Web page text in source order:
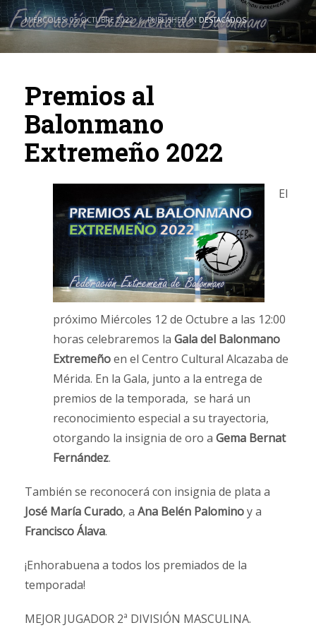
MIÉRCOLES, 05 OCTUBRE 2022 / PUBLISHED INDESTACADOS
Premios al
Balonmano
Extremeño 2022
El
próximo Miércoles 12 de Octubre a las 12:00
horas celebraremos la Gala del Balonmano
Extremeñoen el Centro Cultural Alcazaba de
Mérida. En la Gala, junto a la entrega de
premios de la temporada, se hará un
reconocimiento especial a su trayectoria,
otorgando la insignia de oro a Gema Bernat
Fernández.
También se reconocerá con insignia de plata a
José María Curado, a Ana Belén Palominoy a
Francisco Álava.
¡Enhorabuena a todos los premiados de la
temporada!
MEJOR JUGADOR 2ª DIVISIÓN MASCULINA.